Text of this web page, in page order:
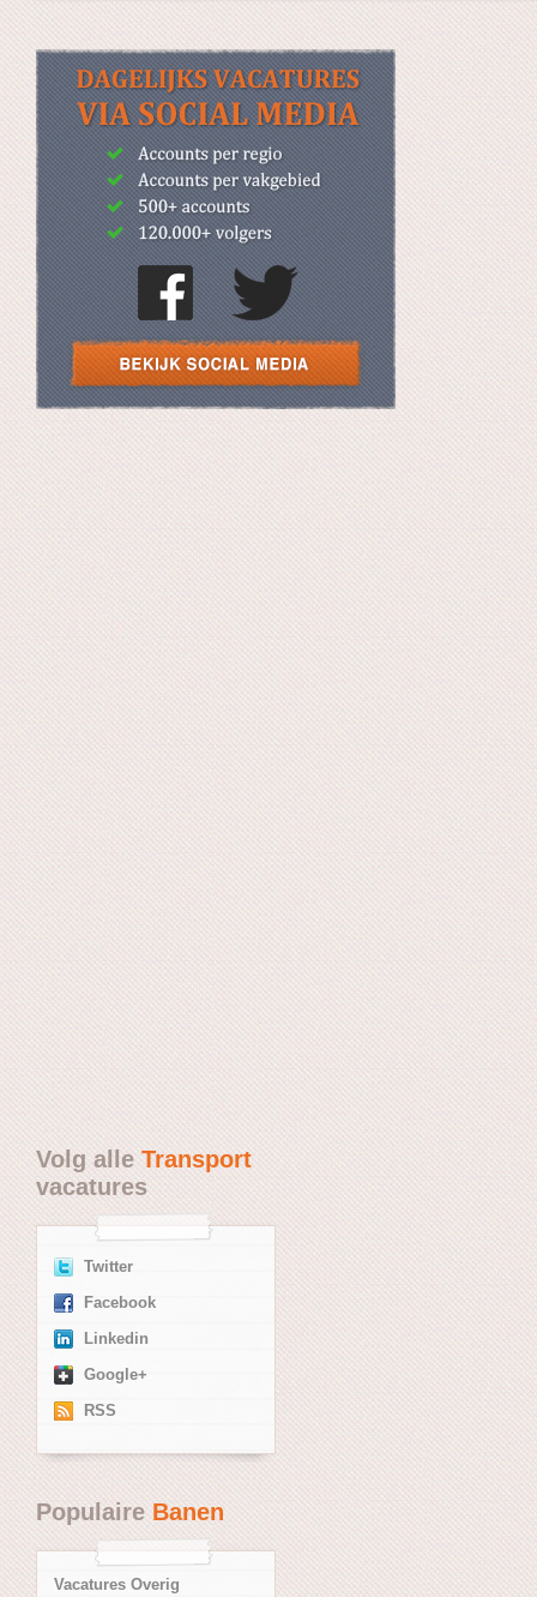
Volg alleTransport
vacatures
Twitter
Facebook
Linkedin
Google+
RSS
PopulaireBanen
Vacatures Overig